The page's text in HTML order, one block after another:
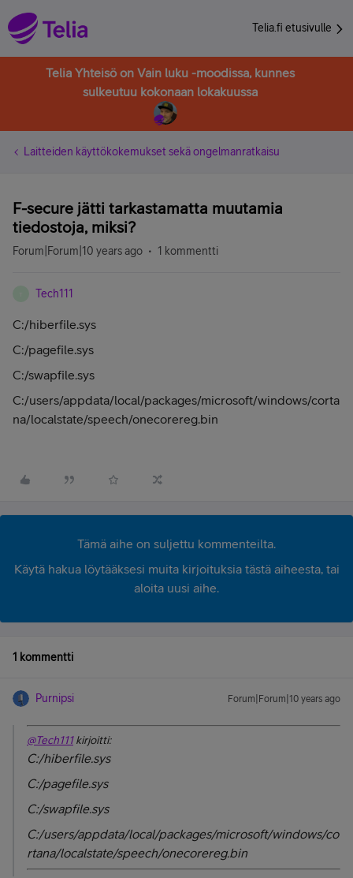
Telia.fi etusivulle
Telia Yhteisö on Vain luku -moodissa, kunnes
sulkeutuu kokonaan lokakuussa
Laitteiden käyttökokemukset sekä ongelmanratkaisu
F-secure jätti tarkastamatta muutamia
tiedostoja, miksi?
Forum|Forum|10 years ago 1 kommentti
Tech111
C:/hiberfile.sys
C:/pagefile.sys
C:/swapfile.sys
C:/users/appdata/local/packages/microsoft/windows/corta
na/localstate/speech/onecorereg.bin
Tämä aihe on suljettu kommenteilta.
Käytä hakua löytääksesi muita kirjoituksia tästä aiheesta, tai
aloita uusi aihe.
1 kommentti
Purnipsi Forum|Forum|10 years ago
@Tech111kirjoitti:
C:/hiberfile.sys
C:/pagefile.sys
C:/swapfile.sys
C:/users/appdata/local/packages/microsoft/windows/co
rtana/localstate/speech/onecorereg.bin